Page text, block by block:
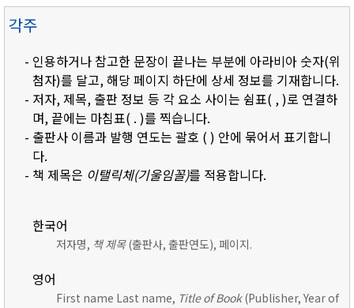
각주
- 인용하거나 참고한 문장이 끝나는 부분에 아라비아 숫자(위
첨자)를 달고, 해당 페이지 하단에 상세 정보를 기재합니다.
- 저자, 제목, 출판 정보 등 각 요소 사이는 쉼표( , )로 연결하
며, 끝에는 마침표( . )를 찍습니다.
- 출판사 이름과 발행 연도는 괄호 ( ) 안에 묶어서 표기합니
다.
- 책 제목은 이탤릭체(기울임꼴)를 적용합니다.
한국어
저자명, 책 제목(출판사, 출판연도), 페이지.
영어
First name Last name, Title of Book(Publisher, Year of